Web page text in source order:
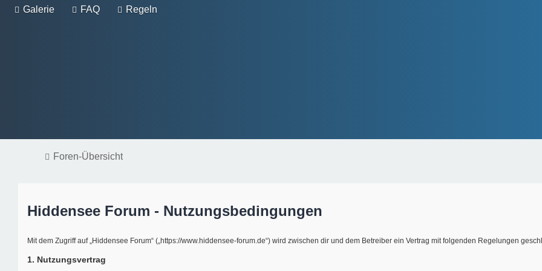
Galerie FAQ Regeln
Foren-Übersicht
Hiddensee Forum - Nutzungsbedingungen
Mit dem Zugriff auf „Hiddensee Forum“ („https://www.hiddensee-forum.de“) wird zwischen dir und dem Betreiber ein Vertrag mit folgenden Regelungen
1. Nutzungsvertrag